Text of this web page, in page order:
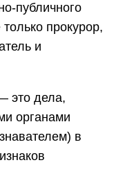
публичного
прокурор,
и
это дела,
органами
в